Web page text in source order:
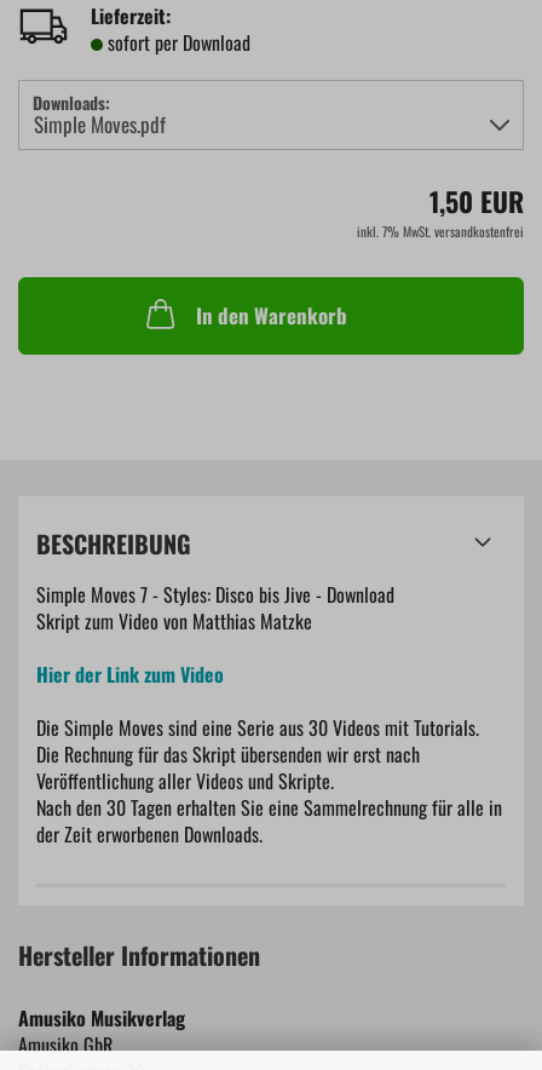
Lieferzeit:
sofort per Download
Downloads:
1,50 EUR
inkl. 7% MwSt. versandkostenfrei
In den Warenkorb
BESCHREIBUNG
Simple Moves 7 - Styles: Disco bis Jive - Download
Skript zum Video von Matthias Matzke
Hier der Link zum Video
Die Simple Moves sind eine Serie aus 30 Videos mit Tutorials.
Die Rechnung für das Skript übersenden wir erst nach
Veröffentlichung aller Videos und Skripte.
Nach den 30 Tagen erhalten Sie eine Sammelrechnung für alle in
der Zeit erworbenen Downloads.
Hersteller Informationen
Amusiko Musikverlag
Amusiko GbR